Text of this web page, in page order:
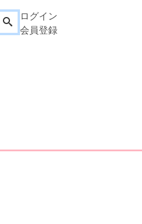
ログイン
会員登録